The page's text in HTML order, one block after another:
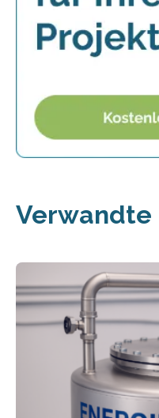
Verwandte